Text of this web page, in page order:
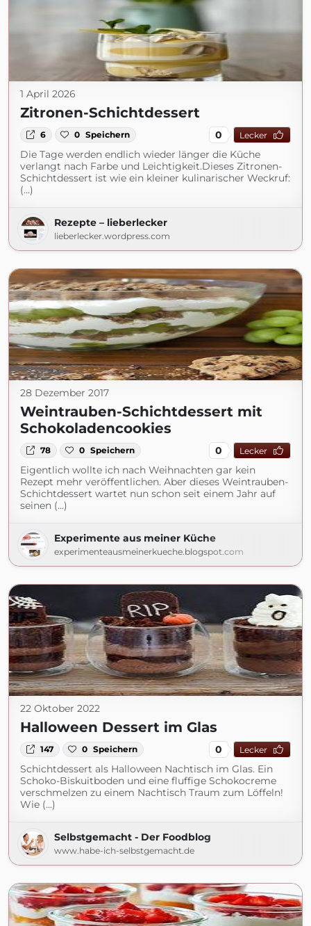
1 April 2026
Zitronen-Schichtdessert
6 0 Speichern 0 Lecker
Die Tage werden endlich wieder länger die Küche
verlangt nach Farbe und Leichtigkeit.Dieses Zitronen-
Schichtdessert ist wie ein kleiner kulinarischer Weckruf:
(...)
Rezepte – lieberlecker
lieberlecker.wordpress.com
28 Dezember 2017
Weintrauben-Schichtdessert mit
Schokoladencookies
78 0 Speichern 0 Lecker
Eigentlich wollte ich nach Weihnachten gar kein
Rezept mehr veröffentlichen. Aber dieses Weintrauben-
Schichtdessert wartet nun schon seit einem Jahr auf
seinen (...)
Experimente aus meiner Küche
experimenteausmeinerkueche.blogspot.com
22 Oktober 2022
Halloween Dessert im Glas
147 0 Speichern 0 Lecker
Schichtdessert als Halloween Nachtisch im Glas. Ein
Schoko-Biskuitboden und eine fluffige Schokocreme
verschmelzen zu einem Nachtisch Traum zum Löffeln!
Wie (...)
Selbstgemacht - Der Foodblog
www.habe-ich-selbstgemacht.de